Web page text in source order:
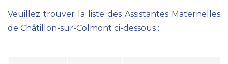
Veuillez trouver la liste des Assistantes Maternelles
de Châtillon-sur-Colmont ci-dessous :